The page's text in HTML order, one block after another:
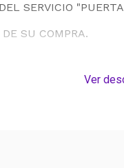
SERVICIO
SU COMPRA.
Ver